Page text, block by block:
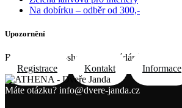
Na dobírku – odběr od 300,-
Upozornění
Registrace do e-shopu na požádání e-mailem
Registrace
Kontakt Informace
Máte otázku? info@dvere-janda.cz